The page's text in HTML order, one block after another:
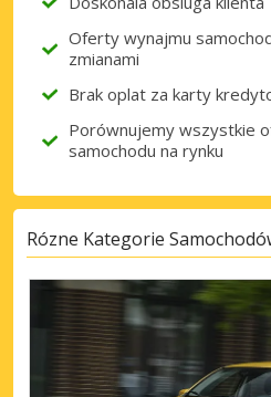
Oferty wynajmu
zmianami
Brak oplat za karty
Porównujemy wszystkie
samochodu na rynku
Rózne Kategorie